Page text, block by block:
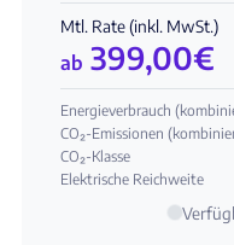
Mtl. Rate (inkl. MwSt.)
ab 399,00€
Energieverbrauch
CO₂-Emissionen
CO₂-Klasse
Elektrische Reichweite